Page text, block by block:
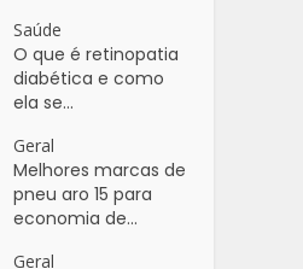
Saúde
O que é retinopatia
diabética e como
ela se...
Geral
Melhores marcas de
pneu aro 15 para
economia de...
Geral